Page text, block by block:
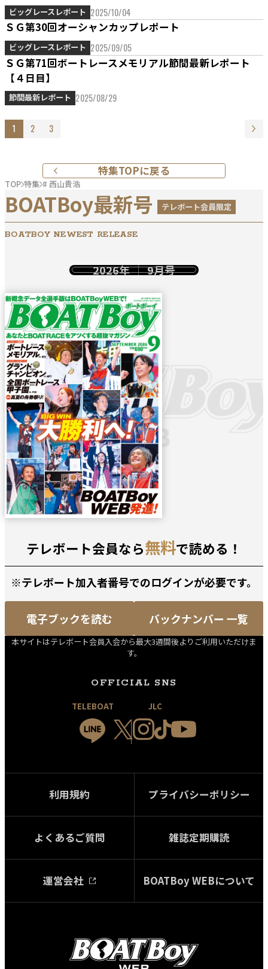
ビッグレースレポート 2025/10/04
ＳＧ第30回オーシャンカップレポート
ビッグレースレポート 2025/09/05
ＳＧ第71回ボートレースメモリアル節間最新レポート
【４日目】
節間最新レポート 2025/08/29
1 2 3
特集TOPに戻る
TOP 特集 # 西山貴浩
BOATBoy最新号 テレボート会員限定
BOATBOY NEWEST RELEASE
2026年 9月号
テレボート会員なら無料で読める！
※テレボート加入者番号でのログインが必要です。
電子ブックを読む バックナンバー 一覧
本サイトはテレボート会員入会から最大3週間後よりご利用いただけま
す。
OFFICIAL SNS
TELEBOAT JLC
利用規約 プライバシーポリシー
よくあるご質問 雑誌定期購読
運営会社 BOATBoy WEBについて